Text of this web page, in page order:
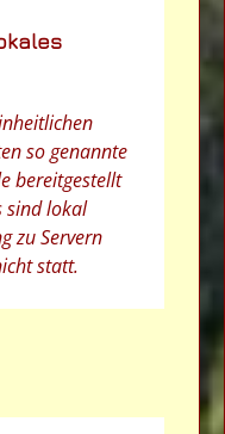
so genannte
bereitgestellt
sind lokal
zu Servern
statt.